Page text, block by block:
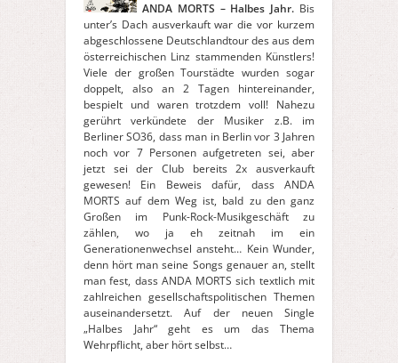
ANDA MORTS – Halbes Jahr. Bis
unter’s Dach ausverkauft war die vor kurzem
abgeschlossene Deutschlandtour des aus dem
österreichischen Linz stammenden Künstlers!
Viele der großen Tourstädte wurden sogar
doppelt, also an 2 Tagen hintereinander,
bespielt und waren trotzdem voll! Nahezu
gerührt verkündete der Musiker z.B. im
Berliner SO36, dass man in Berlin vor 3 Jahren
noch vor 7 Personen aufgetreten sei, aber
jetzt sei der Club bereits 2x ausverkauft
gewesen! Ein Beweis dafür, dass ANDA
MORTS auf dem Weg ist, bald zu den ganz
Großen im Punk-Rock-Musikgeschäft zu
zählen, wo ja eh zeitnah im ein
Generationenwechsel ansteht… Kein Wunder,
denn hört man seine Songs genauer an, stellt
man fest, dass ANDA MORTS sich textlich mit
zahlreichen gesellschaftspolitischen Themen
auseinandersetzt. Auf der neuen Single
„Halbes Jahr“ geht es um das Thema
Wehrpflicht, aber hört selbst…